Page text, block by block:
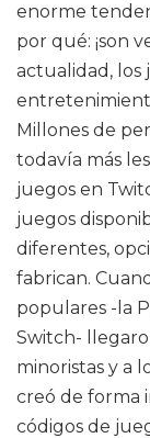
enorme
por qué: ¡son
actualidad, los
Millones de
todavía más
juegos en
juegos
diferentes,
fabrican.
populares -la
Switch-
minoristas y a
creó de forma
códigos de